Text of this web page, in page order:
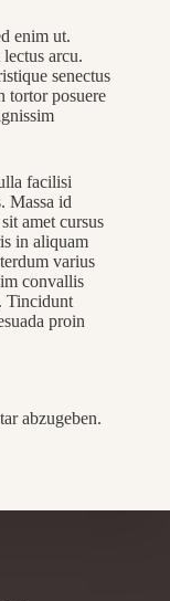
enim ut.
arcu.
senectus
tortor posuere
facilisi
Massa id
amet cursus
in aliquam
varius
convallis
Tincidunt
proin
abzugeben.